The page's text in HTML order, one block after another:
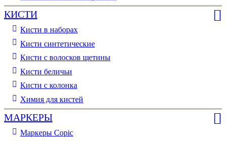
КИСТИ
Кисти в наборах
Кисти синтетические
Кисти с волосков щетины
Кисти беличьи
Кисти с колонка
Химия для кистей
МАРКЕРЫ
Маркеры Copic